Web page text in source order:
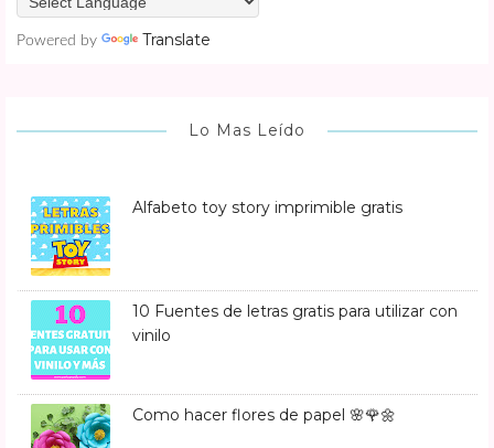
Powered by Translate
Lo Mas Leído
Alfabeto toy story imprimible gratis
10 Fuentes de letras gratis para utilizar con
vinilo
Como hacer flores de papel 🌸🌹🌼